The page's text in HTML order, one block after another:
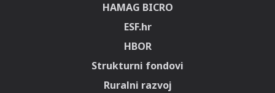
HAMAG BICRO
ESF.hr
HBOR
Strukturni fondovi
Ruralni razvoj